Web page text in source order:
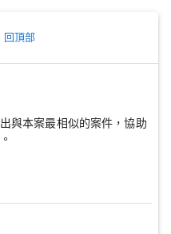
回頂部
與本案最相似的案件，協助